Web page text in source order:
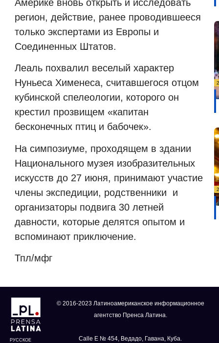
Америке вновь открыть и исследовать
регион, действие, ранее проводившееся
только экспертами из Европы и
Соединенных Штатов.
Леаль похвалил веселый характер
Нуньеса Хименеса, считавшегося отцом
кубинской спелеологии, которого он
крестил прозвищем «капитан
бесконечных птиц и бабочек».
На симпозиуме, проходящем в здании
Национального музея изобразительных
искусств до 27 июня, принимают участие
члены экспедиции, родственники и
организаторы подвига 30 летней
давности, которые делятся опытом и
вспоминают приключение.
Тпл/мфг
РУССКОЕ
© 2016-2023 Латиноамериканское информационное
агентство Пренса Латина.
Calle E № 454, Ведадо, Гавана, Куба.